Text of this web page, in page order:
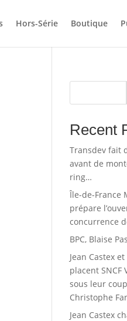
Hors-Série Boutique
Recent
Transdev fait
avant de
ring…
Île-de-France
prépare
concurrence
BPC, Blaise
Jean Castex
placent SNCF
sous leur
Christophe
Jean Castex